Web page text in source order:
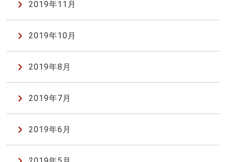
2019年11月
2019年10月
2019年8月
2019年7月
2019年6月